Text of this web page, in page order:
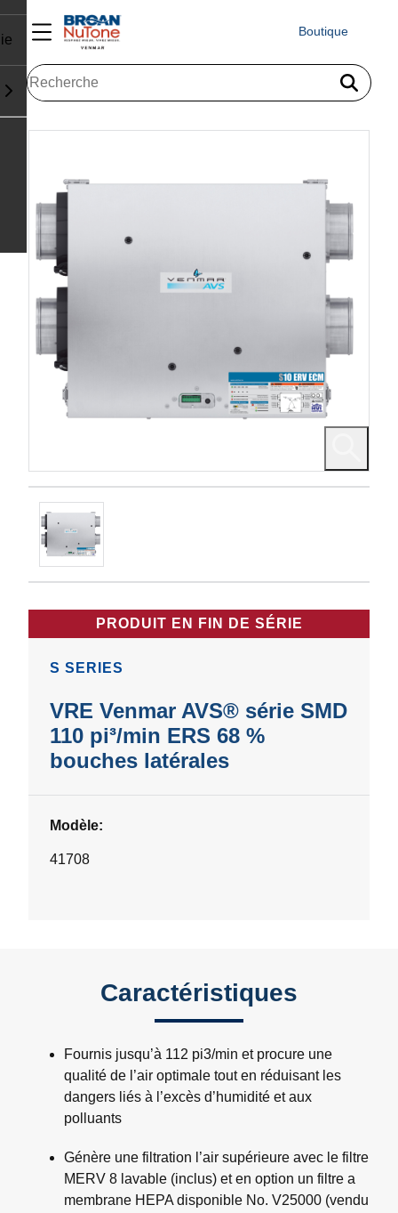
Boutique
PRODUIT EN FIN DE SÉRIE
S SERIES
VRE Venmar AVS® série SMD
110 pi³/min ERS 68 %
bouches latérales
Modèle:
41708
Caractéristiques
Fournis jusqu’à 112 pi3/min et procure une
qualité de l’air optimale tout en réduisant les
dangers liés à l’excès d’humidité et aux
polluants
Génère une filtration l’air supérieure avec le filtre
MERV 8 lavable (inclus) et en option un filtre a
membrane HEPA disponible No. V25000 (vendu